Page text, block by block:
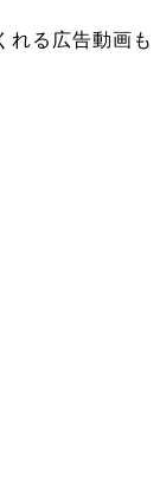
れる広告動画も